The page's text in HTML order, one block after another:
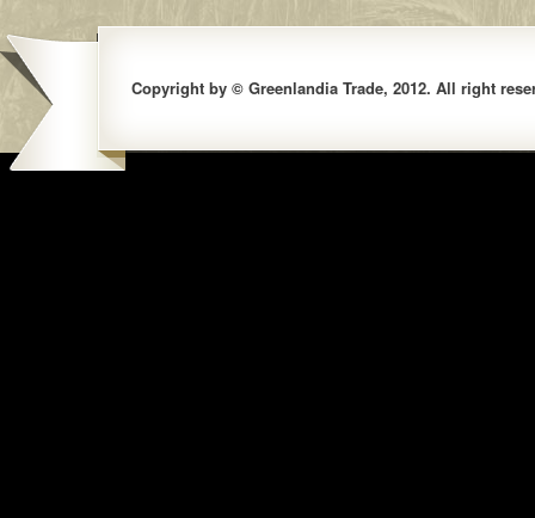
Copyright by © Greenlandia Trade, 2012. All right